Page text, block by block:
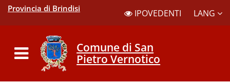
Provincia di Brindisi IPOVEDENTI LANG
Comune di San
Pietro Vernotico